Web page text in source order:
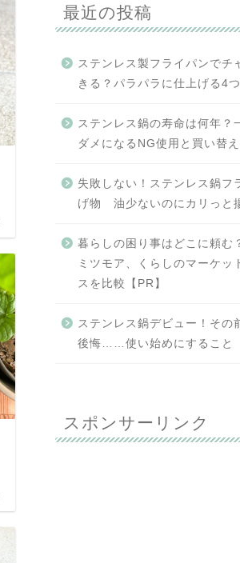
最近の投稿
ステンレス製フライパンでチ
きる？パラパラに仕上げる4
ステンレス鍋の寿命は何年？
ダメになるNG使用と買い替
失敗しない！ステンレス鍋フ
げ物 油少ないのにカリっと
暮らしの困り事はどこに頼む
ミツモア、くらしのマーケッ
スを比較【PR】
ステンレス鍋デビュー！その
後悔……使い始めにすること
スポンサーリンク